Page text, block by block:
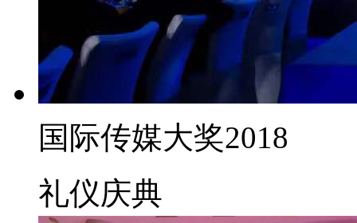
国际传媒大奖2018
礼仪庆典